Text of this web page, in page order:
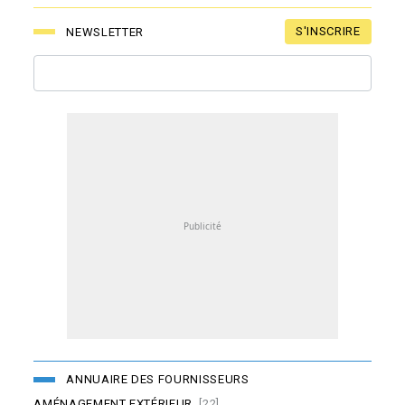
NEWSLETTER S'INSCRIRE
ANNUAIRE DES FOURNISSEURS